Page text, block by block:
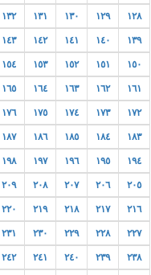
١٢٨ ١٢٩ ١٣٠ ١٣١ ١٣٢
١٣٩ ١٤٠ ١٤١ ١٤٢ ١٤٣
١٥٠ ١٥١ ١٥٢ ١٥٣ ١٥٤
١٦١ ١٦٢ ١٦٣ ١٦٤ ١٦٥
١٧٢ ١٧٣ ١٧٤ ١٧٥ ١٧٦
١٨٣ ١٨٤ ١٨٥ ١٨٦ ١٨٧
١٩٤ ١٩٥ ١٩٦ ١٩٧ ١٩٨
٢٠٥ ٢٠٦ ٢٠٧ ٢٠٨ ٢٠٩
٢١٦ ٢١٧ ٢١٨ ٢١٩ ٢٢٠
٢٢٧ ٢٢٨ ٢٢٩ ٢٣٠ ٢٣١
٢٣٨ ٢٣٩ ٢٤٠ ٢٤١ ٢٤٢